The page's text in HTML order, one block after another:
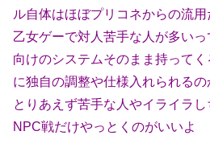
ル自体はほぼプリコネからの流用
乙女ゲーで対人苦手な人が多い
向けのシステムそのまま持って
に独自の調整や仕様入れられる
とりあえず苦手な人やイライラ
NPC戦だけやっとくのがいいよ